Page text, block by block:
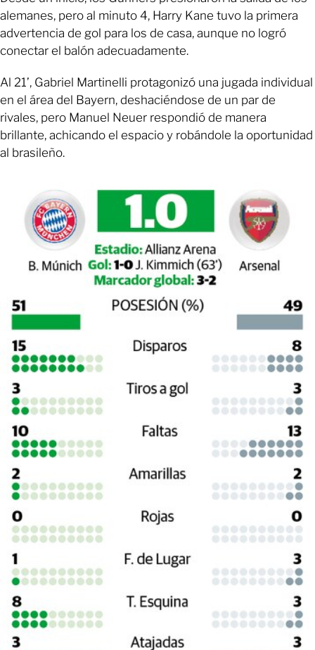
alemanes, pero al minuto 4, Harry Kane tuvo la primera
advertencia de gol para los de casa, aunque no logró
conectar el balón adecuadamente.
Al 21’, Gabriel Martinelli protagonizó una jugada individual
en el área del Bayern, deshaciéndose de un par de
rivales, pero Manuel Neuer respondió de manera
brillante, achicando el espacio y robándole la oportunidad
al brasileño.